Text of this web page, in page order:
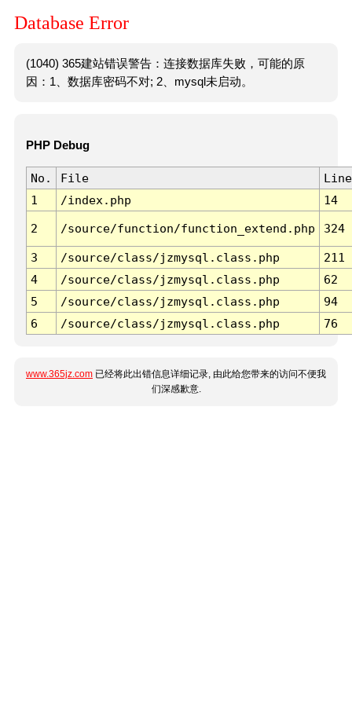
Database Error
(1040) 365建站错误警告：连接数据库失败，可能的原
因：1、数据库密码不对; 2、mysql未启动。
PHP Debug
No. File
Line
1
/index.php 14
2 /source/function/function_extend.php 324
3 /source/class/jzmysql.class.php
211
4
/source/class/jzmysql.class.php
62
5
/source/class/jzmysql.class.php
94
6
/source/class/jzmysql.class.php 76
www.365jz.com 已经将此出错信息详细记录, 由此给您带来的访问不便我
们深感歉意.